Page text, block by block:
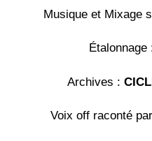
Musique et Mixage
Étalonnage
Archives :
Voix off raconté par